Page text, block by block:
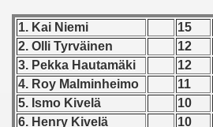
1. Kai Niemi 15
2. Olli Tyrväinen
12
3. Pekka Hautamäki
12
4. Roy Malminheimo
11
5. Ismo Kivelä
10
6. Henry Kivelä
10
- 1958
- 1959
- 1960